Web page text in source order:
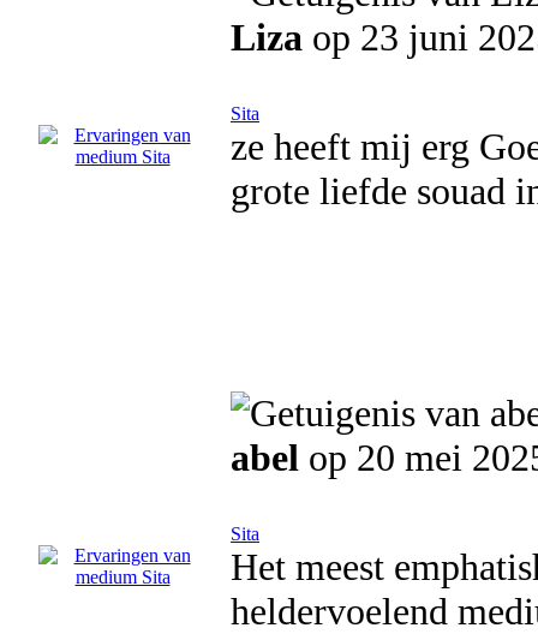
Liza op 23 juni
Sita
ze heeft mij erg
grote liefde souad
abel op 20 mei
Sita
Het meest
heldervoelend